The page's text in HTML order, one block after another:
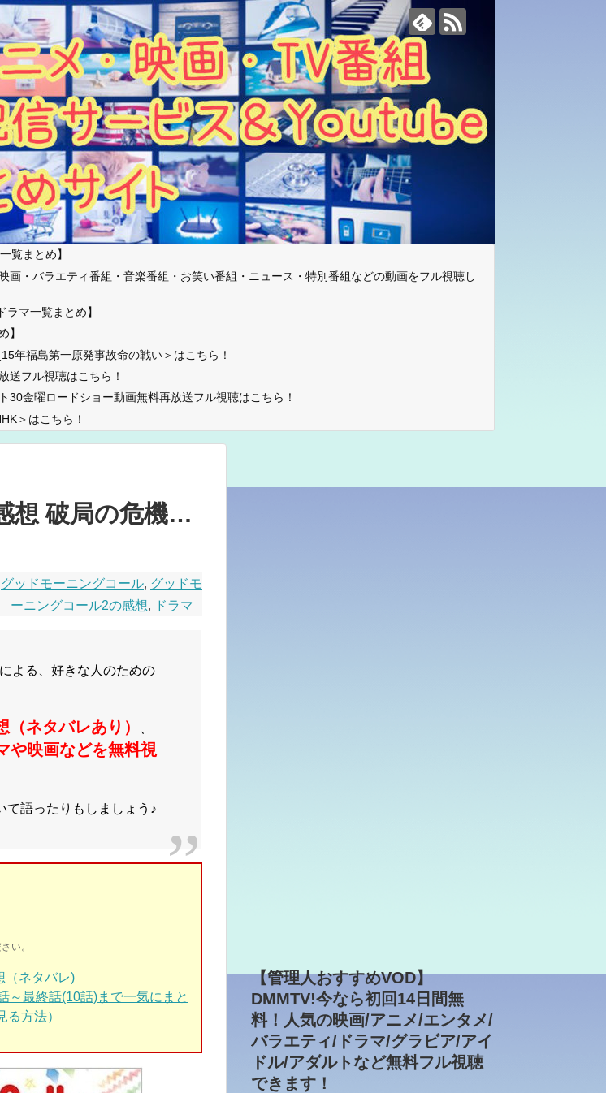
覧まとめ】
画・バラエティ番組・音楽番組・お笑い番組・ニュース・特別番組などの動画をフル視聴し
ラマ一覧まとめ】
】
年福島第一原発事故命の戦い＞はこちら！
送フル視聴はこちら！
30金曜ロードショー動画無料再放送フル視聴はこちら！
＞はこちら！
想 破局の危機…
グッドモーニングコール, グッドモ
ーニングコール2の感想, ドラマ
よる、好きな人のための
（ネタバレあり）
や映画などを無料視
て語ったりもしましょう♪
い。
（ネタバレ)
～最終話(10話)まで一気にまと
方法）
【管理人おすすめVOD】
DMMTV!今なら初回14日間無
料！人気の映画/アニメ/エンタメ/
バラエティ/ドラマ/グラビア/アイ
ドル/アダルトなど無料フル視聴
できます！